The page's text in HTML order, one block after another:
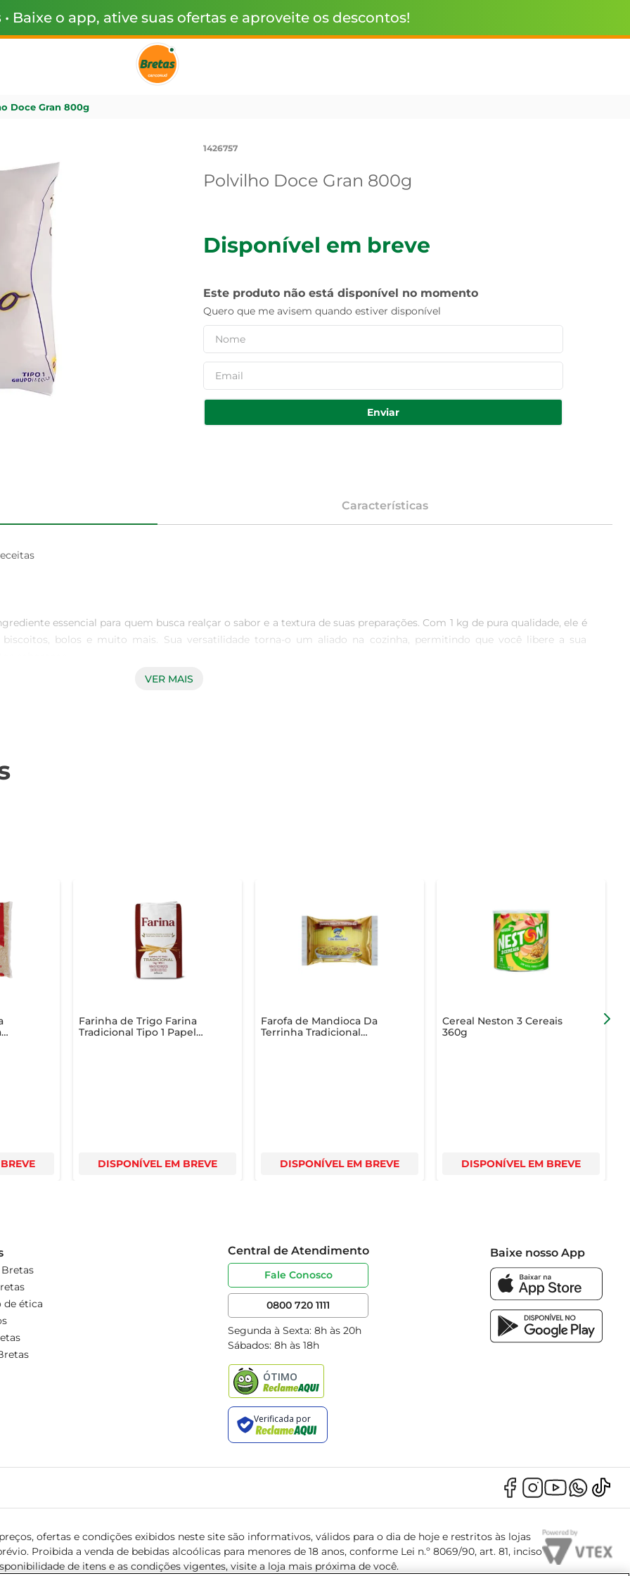
• Baixe o app, ative suas ofertas e aproveite os descontos!
Doce Gran 800g
1426757
Polvilho Doce Gran 800g
Disponível em breve
Este produto não está disponível no momento
Quero que me avisem quando estiver disponível
Enviar
Características
essencial para quem busca realçar o sabor e a textura de suas preparações. Com 1 kg de pura qualidade, ele é
bolos e muito mais. Sua versatilidade torna-o um aliado na cozinha, permitindo que você libere a sua
qualidade superior. Com o polvilho doce Gran, você tem a certeza de um ingrediente selecionado e produzido com
Escolher Moinho Brasília é optar por sabor e qualidade em cada prato que você preparar.
VER MAIS
Farinha de Trigo Farina
Tradicional Tipo 1 Papel
DISPONÍVEL EM BREVE
Farofa de Mandioca Da
Terrinha Tradicional
DISPONÍVEL EM BREVE
Cereal Neston 3 Cereais
360g
DISPONÍVEL EM BREVE
de ética
Central de Atendimento
Fale Conosco
0800 720 1111
Segunda à Sexta: 8h às 20h
Sábados: 8h às 18h
Baixe nosso App
ofertas e condições exibidos neste site são informativos, válidos para o dia de hoje e restritos às lojas
Proibida a venda de bebidas alcoólicas para menores de 18 anos, conforme Lei n.º 8069/90, art. 81, inciso
de itens e as condições vigentes, visite a loja mais próxima de você.